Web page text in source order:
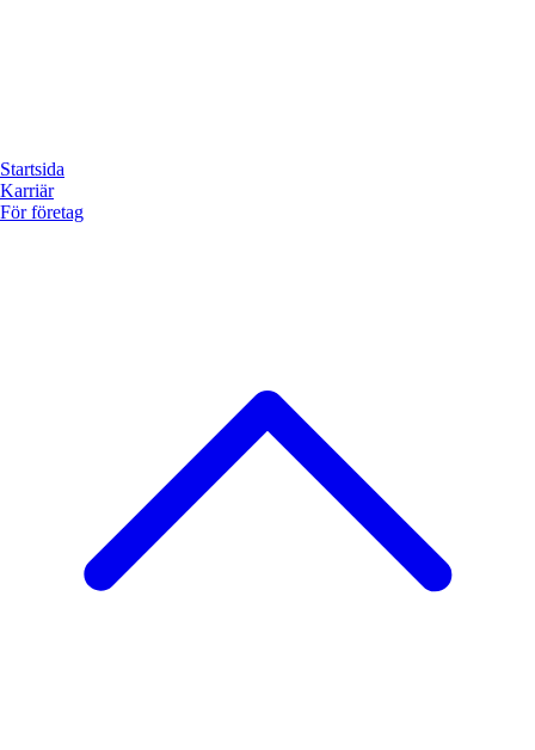
Startsida
Karriär
För företag